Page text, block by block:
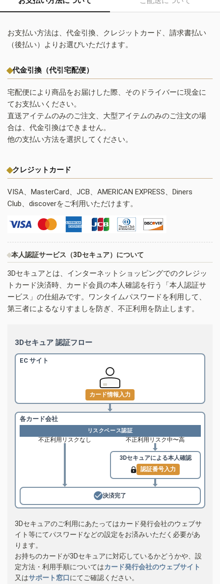
お支払い方法は、代金引換、クレジットカード、請求書払い
（後払い）よりお選びいただけます。
代金引換（代引宅配便）
宅配便により商品をお届けした際、そのドライバーに現金に
てお支払いください。
直送アイテムのみのご注文、大型アイテムのみのご注文の場
合は、代金引換はできません。
他の支払い方法を選択してください。
クレジットカード
VISA、MasterCard、JCB、AMERICAN EXPRESS、Diners
Club、discoverをご利用いただけます。
本人認証サービス（3Dセキュア）について
3Dセキュアとは、インターネットショッピングでのクレジッ
トカード決済時、カード会員の本人確認を行う「本人認証サ
ービス」の仕組みです。ワンタイムパスワードを利用して、
第三者によるなりすましを防ぎ、不正利用を防止します。
3Dセキュア 認証フロー
EC サイト
カード情報入力
各カード会社
リスクベース認証
不正利用リスクなし 不正利用リスク中〜高
3Dセキュアによる本人確認
認証番号入力
決済完了
3Dセキュアのご利用にあたってはカード発行会社のウェブサ
イト等にてパスワードなどの設定をお済みいただく必要があ
ります。
お持ちのカードが3Dセキュアに対応しているかどうかや、設
定方法・利用手順についてはカード発行会社のウェブサイト
又はサポート窓口にてご確認ください。